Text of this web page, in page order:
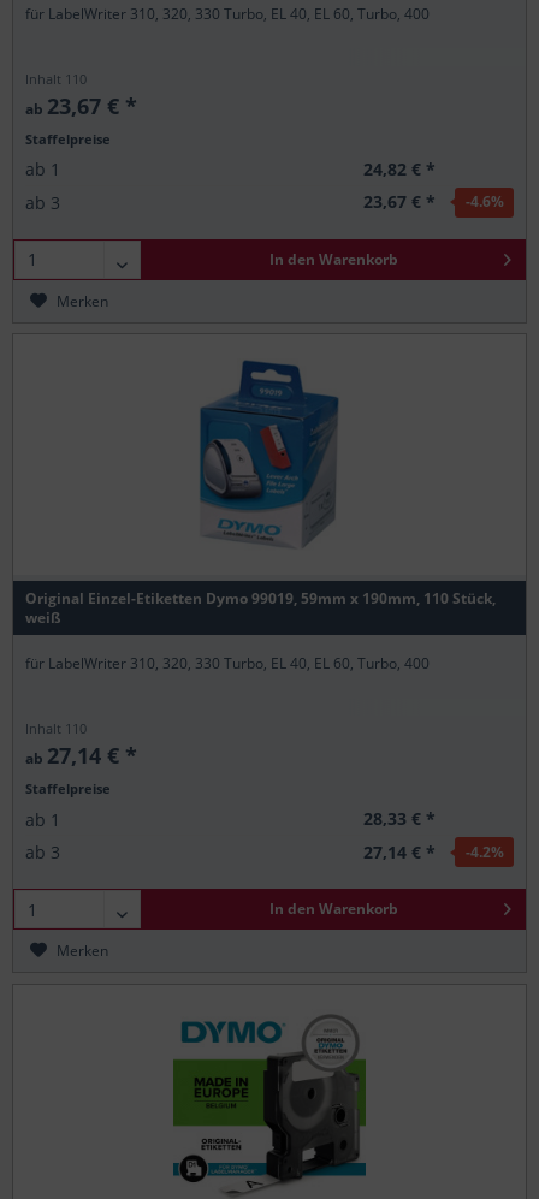
für LabelWriter 310, 320, 330 Turbo, EL 40, EL 60, Turbo, 400
Inhalt 110
ab 23,67 € *
Staffelpreise
ab 1
24,82 € *
ab 3 23,67 € * -4.6%
In den Warenkorb
Merken
Original Einzel-Etiketten Dymo 99019, 59mm x 190mm, 110 Stück,
weiß
für LabelWriter 310, 320, 330 Turbo, EL 40, EL 60, Turbo, 400
Inhalt 110
ab 27,14 € *
Staffelpreise
ab 1
28,33 € *
ab 3 27,14 € * -4.2%
In den Warenkorb
Merken